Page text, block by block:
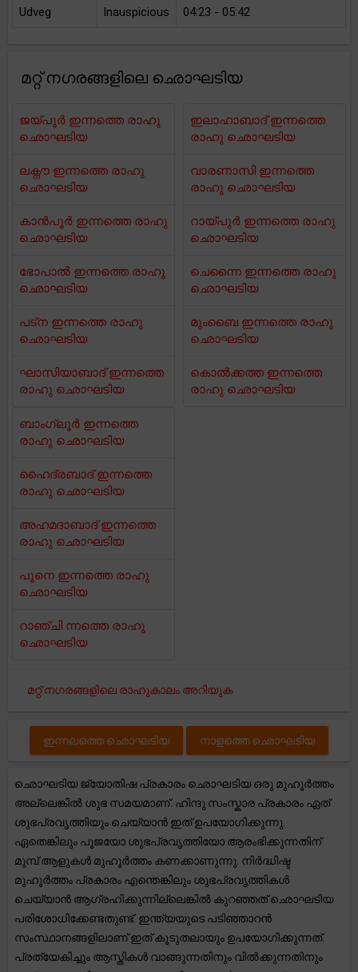
Udveg Inauspicious 04:23 - 05:42
മറ്റ് നഗരങ്ങളിലെ ഛൊഘടിയ
ജയ്പൂർ ഇന്നത്തെ രാഹു
ഛൊഘടിയ
ലക്നൗ ഇന്നത്തെ രാഹു
ഛൊഘടിയ
കാൻപൂർ ഇന്നത്തെ രാഹു
ഛൊഘടിയ
ഭോപാൽ ഇന്നത്തെ രാഹു
ഛൊഘടിയ
പട്ന ഇന്നത്തെ രാഹു
ഛൊഘടിയ
ഘാസിയാബാദ് ഇന്നത്തെ
രാഹു ഛൊഘടിയ
ഇലാഹാബാദ് ഇന്നത്തെ
രാഹു ഛൊഘടിയ
വാരണാസി ഇന്നത്തെ
രാഹു ഛൊഘടിയ
റായ്പുർ ഇന്നത്തെ രാഹു
ഛൊഘടിയ
ചെന്നൈ ഇന്നത്തെ രാഹു
ഛൊഘടിയ
മുംബൈ ഇന്നത്തെ രാഹു
ഛൊഘടിയ
കൊൽക്കത്ത ഇന്നത്തെ
രാഹു ഛൊഘടിയ
ബാംഗ്ലൂർ ഇന്നത്തെ
രാഹു ഛൊഘടിയ
ഹൈദ്രബാദ് ഇന്നത്തെ
രാഹു ഛൊഘടിയ
അഹമദാബാദ് ഇന്നത്തെ
രാഹു ഛൊഘടിയ
പൂനെ ഇന്നത്തെ രാഹു
ഛൊഘടിയ
റാഞ്ചി ന്നത്തെ രാഹു
ഛൊഘടിയ
മറ്റ് നഗരങ്ങളിലെ രാഹുകാലം അറിയുക
ഇന്നലത്തെ ഛൊഘടിയ നാളത്തെ ഛൊഘടിയ
ഛൊഘടിയ ജ്യോതിഷ പ്രകാരം ഛൊഘടിയ ഒരു മുഹൂർത്തം
അല്ലെങ്കിൽ ശുഭ സമയമാണ്. ഹിന്ദു സംസ്കാര പ്രകാരം ഏത്
ശുഭപ്രവൃത്തിയും ചെയ്യാൻ ഇത് ഉപയോഗിക്കുന്നു.
ഏതെങ്കിലും പൂജയോ ശുഭപ്രവൃത്തിയോ ആരംഭിക്കുന്നതിന്
മുമ്പ് ആളുകൾ മുഹൂർത്തം കണക്കാണുന്നു. നിർദ്ധിഷ്ട
മുഹൂർത്തം പ്രകാരം എന്തെങ്കിലും ശുഭപ്രവൃത്തികൾ
ചെയ്യാൻ ആഗ്രഹിക്കുന്നില്ലെങ്കിൽ കുറഞ്ഞത് ഛൊഘടിയ
പരിശോധിക്കേണ്ടതുണ്ട്. ഇന്ത്യയുടെ പടിഞ്ഞാറൻ
സംസ്ഥാനങ്ങളിലാണ് ഇത് കൂടുതലായും ഉപയോഗിക്കുന്നത്.
പ്രത്യേകിച്ചും ആസ്തികൾ വാങ്ങുന്നതിനും വിൽക്കുന്നതിനും